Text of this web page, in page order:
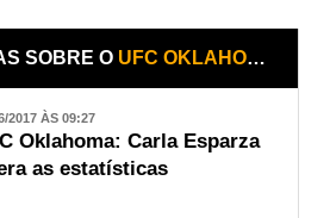
SOBRE O UFC OKLAHOMA - MICHAEL CHIESA X KEVIN LEE
2017 ÀS 09:27
Oklahoma: Carla Esparza
as estatísticas